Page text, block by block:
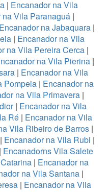
| Encanador na Vila
na Vila Paranaguá|
Encanador na Jabaquara |
| Encanador na Vila
na Vila Pereira Cerca|
na Vila Pierina|
| Encanador na Vila
Pompeia| Encanador na
na Vila Primavera|
| Encanador na Vila
Ré | Encanador na Vila
Vila Ribeiro de Barros |
Encanador na Vila Rubi |
Encanadorns Vila Salete
| Encanador na
na Vila Santana |
| Encanador na Vila